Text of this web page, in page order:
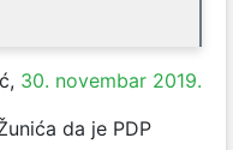
30. novembar 2019.
da je PDP